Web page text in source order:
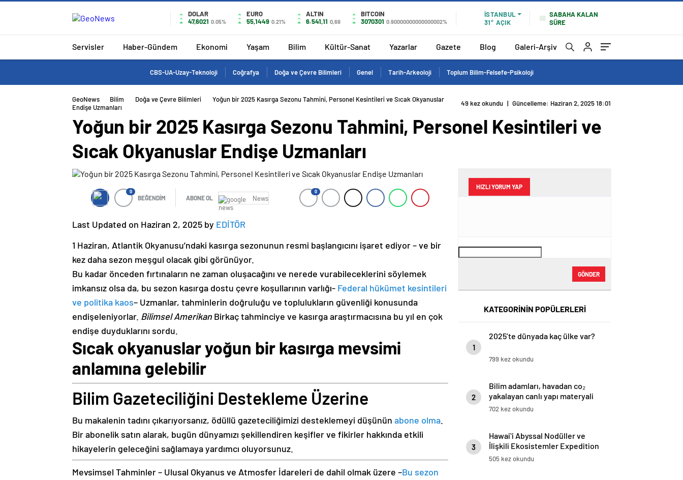
DOLAR
47,6021 0.05%
EURO
55,1449 0.21%
ALTIN
6.541,11 0,69
BITCOIN
3070301 0.90000000000000002%
İSTANBUL
31° AÇIK
SABAHA KALAN
SÜRE
Servisler Haber-Gündem Ekonomi Yaşam Bilim Kültür-Sanat Yazarlar Gazete Blog Galeri-Arşiv
CBS-UA-Uzay-Teknoloji Coğrafya Doğa ve Çevre Bilimleri Genel Tarih-Arkeoloji Toplum Bilim-Felsefe-Psikoloji
GeoNews Bilim Doğa ve Çevre Bilimleri
Yoğun bir 2025 Kasırga Sezonu Tahmini, Personel Kesintileri ve Sıcak Okyanuslar
Endişe Uzmanları
49 kez okundu | Güncelleme: Haziran 2, 2025 18:01
Yoğun bir 2025 Kasırga Sezonu Tahmini, Personel Kesintileri ve
Sıcak Okyanuslar Endişe Uzmanları
0
BEĞENDİM ABONE OL News
0
Last Updated on Haziran 2, 2025 by EDİTÖR
1 Haziran, Atlantik Okyanusu’ndaki kasırga sezonunun resmi başlangıcını işaret ediyor – ve bir
kez daha sezon meşgul olacak gibi görünüyor.
Bu kadar önceden fırtınaların ne zaman oluşacağını ve nerede vurabileceklerini söylemek
imkansız olsa da, bu sezon kasırga dostu çevre koşullarının varlığı- Federal hükümet kesintileri
ve politika kaos– Uzmanlar, tahminlerin doğruluğu ve toplulukların güvenliği konusunda
endişeleniyorlar. Bilimsel AmerikanBirkaç tahminciye ve kasırga araştırmacısına bu yıl en çok
endişe duyduklarını sordu.
Sıcak okyanuslar yoğun bir kasırga mevsimi
anlamına gelebilir
Bilim Gazeteciliğini Destekleme Üzerine
Bu makalenin tadını çıkarıyorsanız, ödüllü gazeteciliğimizi desteklemeyi düşünün abone olma.
Bir abonelik satın alarak, bugün dünyamızı şekillendiren keşifler ve fikirler hakkında etkili
hikayelerin geleceğini sağlamaya yardımcı oluyorsunuz.
Mevsimsel Tahminler – Ulusal Okyanus ve Atmosfer İdareleri de dahil olmak üzere –Bu sezon
HIZLI YORUM YAP
GÖNDER
KATEGORİNİN POPÜLERLERİ
1
2025’te dünyada kaç ülke var?
799 kez okundu
2
Bilim adamları, havadan co₂
yakalayan canlı yapı materyali
yaratıyor
702 kez okundu
3
Hawaiʻi Abyssal Nodüller ve
İlişkili Ekosistemler Expedition
505 kez okundu